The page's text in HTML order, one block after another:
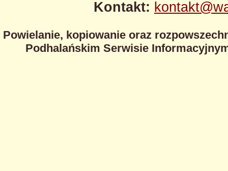
Kontakt:
Powielanie, kopiowanie oraz
Podhalańskim Serwisie